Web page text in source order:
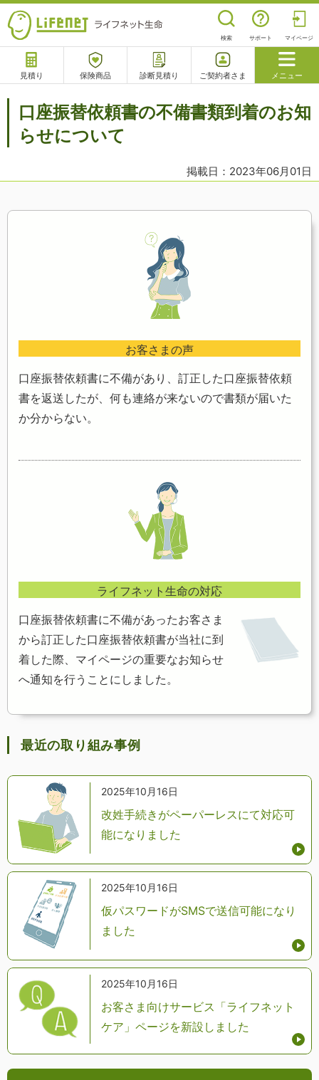
検索 サポート マイページ
見積り 保険商品 診断見積り ご契約者さま メニュー
サポート
閉じる
相談予約 よくあるご質問
口座振替依頼書の不備書類到着のお知
らせについて
掲載日：2023年06月01日
お客さまの声
口座振替依頼書に不備があり、訂正した口座振替依頼
書を返送したが、何も連絡が来ないので書類が届いた
か分からない。
ライフネット生命の対応
口座振替依頼書に不備があったお客さま
から訂正した口座振替依頼書が当社に到
着した際、マイページの重要なお知らせ
へ通知を行うことにしました。
最近の取り組み事例
2025年10月16日
改姓手続きがペーパーレスにて対応可
能になりました
2025年10月16日
仮パスワードがSMSで送信可能になり
ました
2025年10月16日
お客さま向けサービス「ライフネット
ケア」ページを新設しました